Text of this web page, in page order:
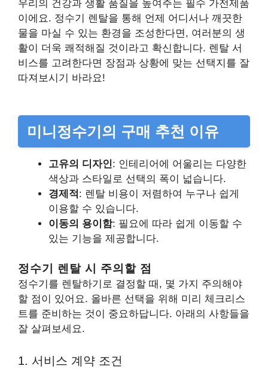
우리의 건강과 생활 품질을 높여주는 필수 가전제품
이에요. 정수기 렌탈을 통해 언제 어디서나 깨끗한
물을 마실 수 있는 환경을 조성한다면, 여러분의 생
활이 더욱 쾌적해질 것이라고 확신합니다. 렌탈 서
비스를 고려한다면 장점과 상황에 맞는 선택지를 잘
따져보시기 바라요!
미니정수기의 구매 추천 이유
고유의 디자인: 인테리어에 어울리는 다양한
색상과 스타일로 선택의 폭이 넓습니다.
경제적 : 렌탈 비용이 저렴하여 누구나 쉽게
이용할 수 있습니다.
이동의 용이함: 필요에 따라 쉽게 이동할 수
있는 기능을 제공합니다.
정수기 렌탈 시 주의할 점
정수기를 렌탈하기로 결정할 때, 몇 가지 주의해야
할 점이 있어요. 올바른 선택을 위해 미리 체크리스
트를 준비하는 것이 중요하답니다. 아래의 사항들을
잘 살펴보세요.
1. 서비스 계약 조건